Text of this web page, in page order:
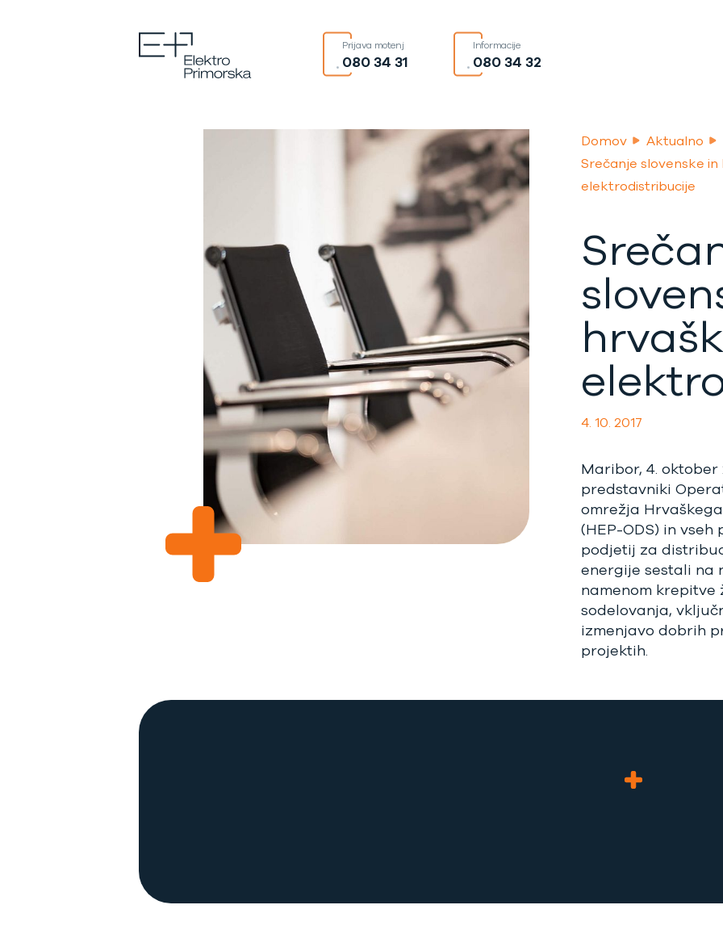
Prijava motenj
080 34 31
Informacije
080 34 32
Domov
Aktualno
Srečanje slovenske
elektrodistribucije
4. 10. 2017
Maribor, 4. oktober
predstavniki
omrežja
(HEP-ODS) in vseh
podjetij za
energije sestali na
namenom krepitve
sodelovanja,
izmenjavo dobrih
projektih.